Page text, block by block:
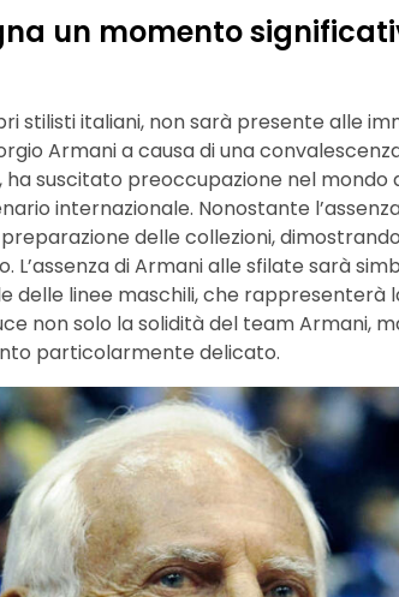
un momento
stilisti italiani, non sarà presente alle
Armani a causa di una
suscitato preoccupazione nel mondo
internazionale. Nonostante
delle collezioni,
L’assenza di Armani alle sfilate sarà
delle linee maschili, che rappresenterà
non solo la solidità del team Armani,
particolarmente delicato.